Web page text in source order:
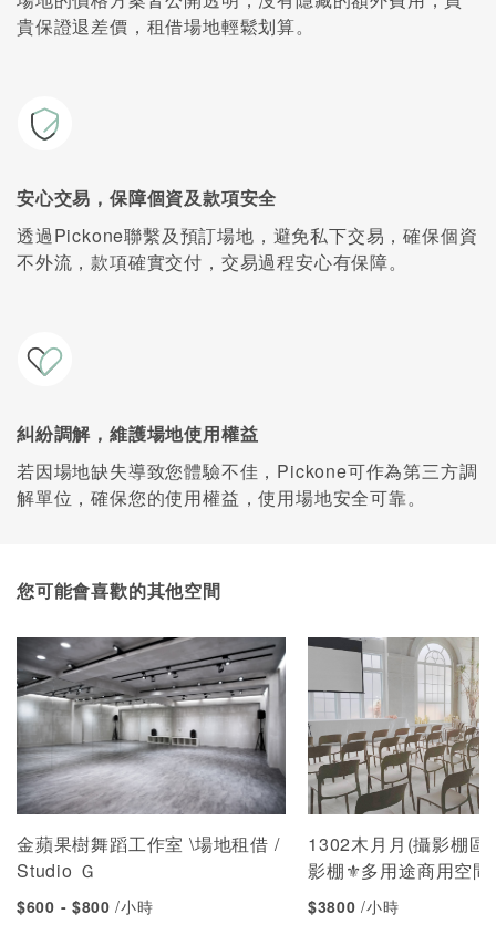
貴保證退差價，租借場地輕鬆划算。
安心交易，保障個資及款項安全
透過Pickone聯繫及預訂場地，避免私下交易，確保個資
不外流，款項確實交付，交易過程安心有保障。
糾紛調解，維護場地使用權益
若因場地缺失導致您體驗不佳，Pickone可作為第三方調
解單位，確保您的使用權益，使用場地安全可靠。
您可能會喜歡的其他空間
金蘋果樹舞蹈工作室 \場地租借 /
Studio Ｇ
$600 - $800/小時
1302木月月(攝影棚
影棚⚜多用途商用空間
$3800/小時